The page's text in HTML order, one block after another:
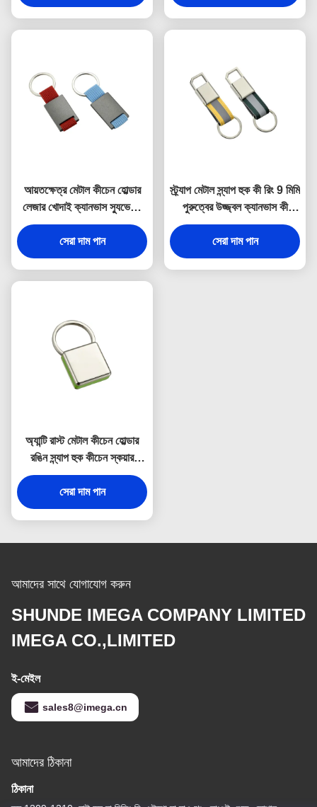
আয়তক্ষেত্র মেটাল কীচেন হোল্ডার
লেজার খোদাই ক্যানভাস স্যুভেনির
উপহার
সেরা দাম পান
স্ট্র্যাপ মেটাল স্ন্যাপ হুক কী রিং 9 মিমি
পুরুত্বের উজ্জ্বল ক্যানভাস কী
হোল্ডার স্যুভেনির
সেরা দাম পান
অ্যান্টি রাস্ট মেটাল কীচেন হোল্ডার
রঙিন স্ন্যাপ হুক কীচেন স্কয়ার
প্লাস্টিক
সেরা দাম পান
আমাদের সাথে যোগাযোগ করুন
SHUNDE IMEGA COMPANY LIMITED
IMEGA CO.,LIMITED
ই-মেইল
sales8@imega.cn
আমাদের ঠিকানা
ঠিকানা